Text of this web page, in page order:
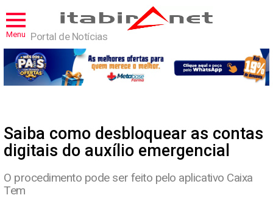
Menu Portal de Notícias
Saiba como desbloquear as contas
digitais do auxílio emergencial
O procedimento pode ser feito pelo aplicativo Caixa
Tem